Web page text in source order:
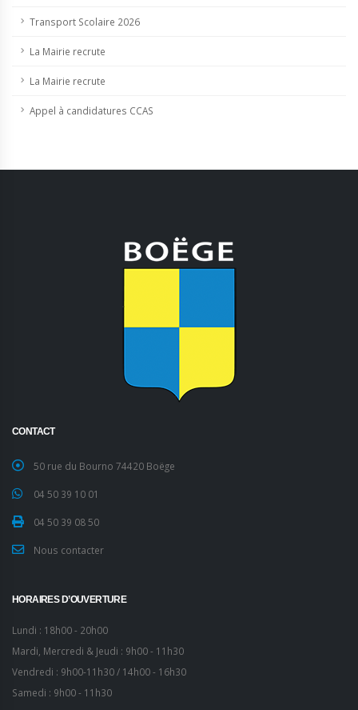
Transport Scolaire 2026
La Mairie recrute
La Mairie recrute
Appel à candidatures CCAS
CONTACT
50 rue du Bourno 74420 Boëge
04 50 39 10 01
04 50 39 08 50
Nous contacter
HORAIRES D’OUVERTURE
Lundi : 18h00 - 20h00
Mardi, Mercredi & Jeudi : 9h00 - 11h30
Vendredi : 9h00-11h30 / 14h00 - 16h30
Samedi : 9h00 - 11h30